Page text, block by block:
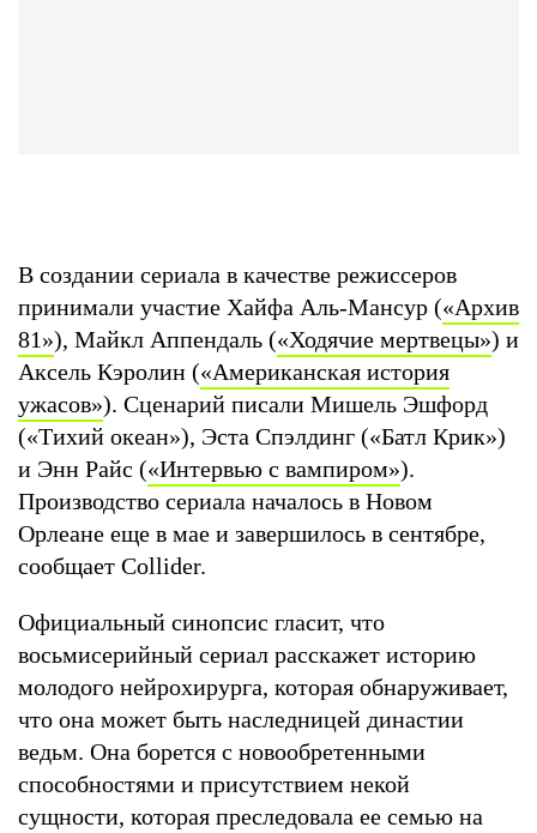
В создании сериала в качестве режиссеров
принимали участие Хайфа Аль-Мансур («Архив
81»), Майкл Аппендаль («Ходячие мертвецы») и
Аксель Кэролин («Американская история
ужасов»). Сценарий писали Мишель Эшфорд
(«Тихий океан»), Эста Спэлдинг («Батл Крик»)
и Энн Райс («Интервью с вампиром»).
Производство сериала началось в Новом
Орлеане еще в мае и завершилось в сентябре,
сообщает Collider.
Официальный синопсис гласит, что
восьмисерийный сериал расскажет историю
молодого нейрохирурга, которая обнаруживает,
что она может быть наследницей династии
ведьм. Она борется с новообретенными
способностями и присутствием некой
сущности, которая преследовала ее семью на